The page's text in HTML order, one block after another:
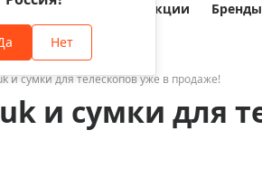
Аксессуары для микроскопов
Аксессуары для зрительных
Аксессуары для биноклей
Нет
Оплата и доставка Акции Бренды
и сумки для телескопов уже в продаже!
и сумки для